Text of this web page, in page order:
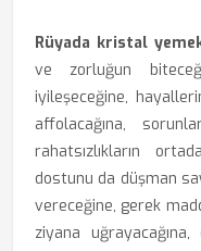
Rüyada kristal
ve zorluğun
iyileşeceğine,
affolacağına,
rahatsızlıkların
dostunu da düşman
vereceğine, gerek
ziyana